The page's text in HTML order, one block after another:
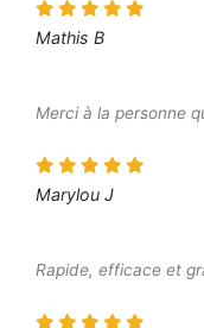
Mathis B
Merci à la personne
Marylou J
Rapide, efficace et